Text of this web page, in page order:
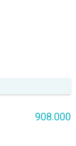
908.000